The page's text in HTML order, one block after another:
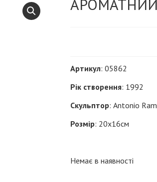
Артикул: 05862
Рік створення: 1992
Скульптор: Antonio
Розмір: 20х16см
Немає в наявності